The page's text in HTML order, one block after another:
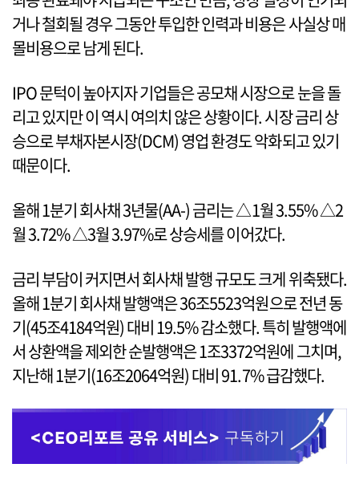
거나 철회될 경우 그동안 투입한 인력과 비용은 사실상 매
몰비용으로 남게 된다.
IPO 문턱이 높아지자 기업들은 공모채 시장으로 눈을 돌
리고 있지만 이 역시 여의치 않은 상황이다. 시장 금리 상
승으로 부채자본시장(DCM) 영업 환경도 악화되고 있기
때문이다.
올해 1분기 회사채 3년물(AA-) 금리는 △1월 3.55% △2
월 3.72% △3월 3.97%로 상승세를 이어갔다.
금리 부담이 커지면서 회사채 발행 규모도 크게 위축됐다.
올해 1분기 회사채 발행액은 36조5523억원으로 전년 동
기(45조4184억원) 대비 19.5% 감소했다. 특히 발행액에
서 상환액을 제외한 순발행액은 1조3372억원에 그치며,
지난해 1분기(16조2064억원) 대비 91.7% 급감했다.